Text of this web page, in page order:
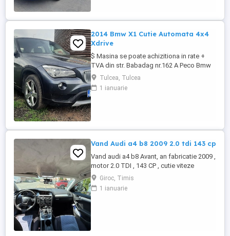
2014 Bmw X1 Cutie Automata 4x4
Xdrive
$ Masina se poate achizitiona in rate +
TVA din str. Babadag nr.162 A Peco Bmw
2014 X1 SUV 2.0d 143cp xDrive - Cutie
Automata - Tractiune integrala - Dublu
Climatronic - Geamuri electrice - Oglinzile
Tulcea, Tulcea
1 ianuarie
Vand Audi a4 b8 2009 2.0 tdi 143 cp
Vand audi a4 b8 Avant, an fabricatie 2009 ,
motor 2.0 TDI , 143 CP , cutie viteze
manuala 6 trepte , tractiune fata Are ca
dotari : -navigatie - faruri xenon -
climatizare automata -geamuri electrice -
Giroc, Timis
1 ianuarie